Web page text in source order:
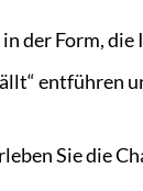
der Form,
entführen
Sie die